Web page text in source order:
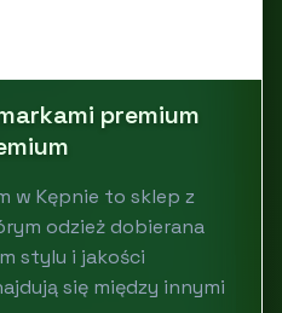
premium
w Kępnie to sklep z
odzież dobierana
stylu i jakości
się między innymi